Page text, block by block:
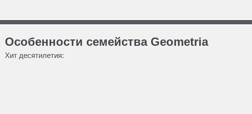
Особенности семейства Geometria
Хит десятилетия: